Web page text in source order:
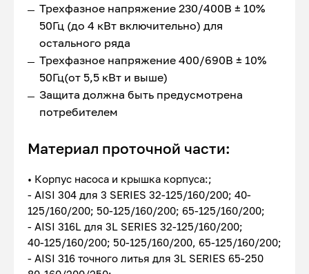
Трехфазное напряжение 230/400В ± 10%
50Гц (до 4 кВт включительно) для
остального ряда
Трехфазное напряжение 400/690В ± 10%
50Гц(от 5,5 кВт и выше)
Защита должна быть предусмотрена
потребителем
Материал проточной части:
• Корпус насоса и крышка корпуса:;
- AISI 304 для 3 SERIES 32-125/160/200; 40-
125/160/200; 50-125/160/200; 65-125/160/200;
- AISI 316L для 3L SERIES 32-125/160/200;
40-125/160/200; 50-125/160/200, 65-125/160/200;
- AISI 316 точного литья для 3L SERIES 65-250